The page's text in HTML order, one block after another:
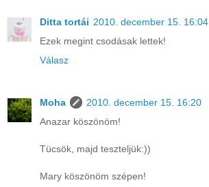
Ditta tortái 2010. december 15. 16:04
Ezek megint csodásak lettek!
Válasz
Moha
2010. december 15. 16:20
Anazar köszönöm!
Tücsök, majd teszteljük:))
Mary köszönöm szépen!